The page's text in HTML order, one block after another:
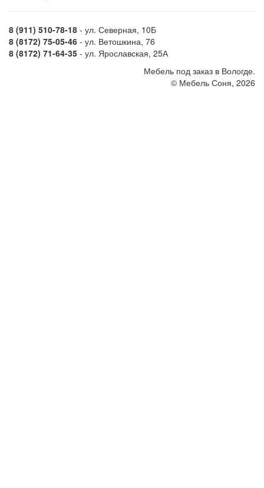
8 (911) 510-78-18 - ул. Северная, 10Б
8 (8172) 75-05-46 - ул. Ветошкина, 76
8 (8172) 71-64-35 - ул. Ярославская, 25А
Мебель под заказ в Вологде.
© Мебель Соня, 2026